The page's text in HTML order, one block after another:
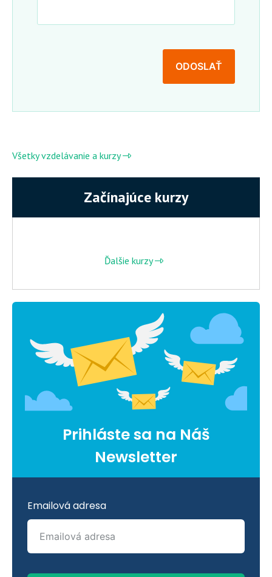
Všetky vzdelávanie a kurzy
Začínajúce kurzy
Ďalšie kurzy
Prihláste sa na Náš
Newsletter
Emailová adresa